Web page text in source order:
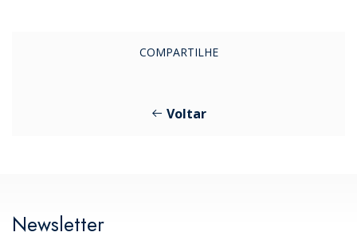
COMPARTILHE
Voltar
Newsletter